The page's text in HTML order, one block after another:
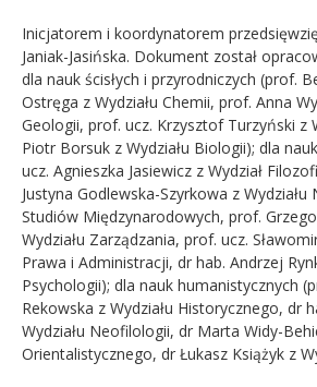
Inicjatorem i koordynatorem
Janiak-Jasińska. Dokument został
dla nauk ścisłych i przyrodniczych (prof.
Ostręga z Wydziału Chemii, prof. Anna
Geologii, prof. ucz. Krzysztof Turzyński z
Piotr Borsuk z Wydziału Biologii); dla
ucz. Agnieszka Jasiewicz z Wydział
Justyna Godlewska-Szyrkowa z Wydziału
Studiów Międzynarodowych, prof.
Wydziału Zarządzania, prof. ucz.
Prawa i Administracji, dr hab. Andrzej
Psychologii); dla nauk humanistycznych
Rekowska z Wydziału Historycznego, dr
Wydziału Neofilologii, dr Marta Widy-
Orientalistycznego, dr Łukasz Książyk z